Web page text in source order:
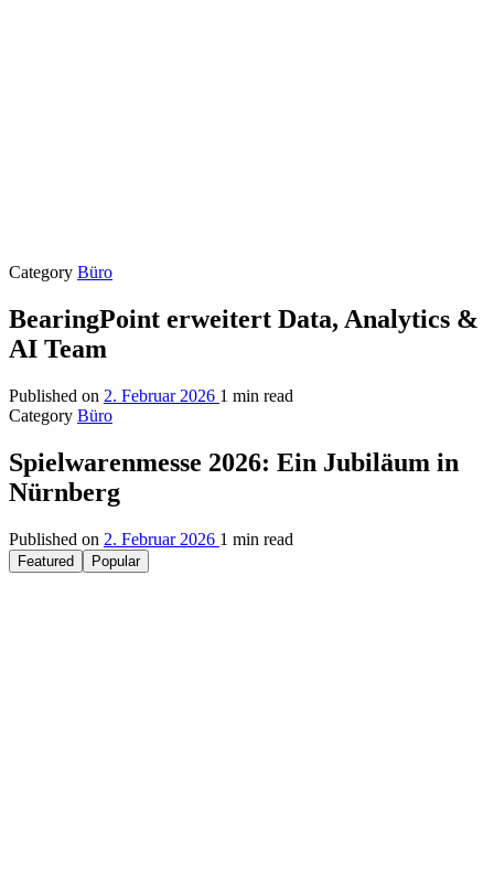
Category Büro
BearingPoint erweitert Data, Analytics &
AI Team
Published on 2. Februar 2026 1 min read
Category Büro
Spielwarenmesse 2026: Ein Jubiläum in
Nürnberg
Published on 2. Februar 2026 1 min read
Featured Popular